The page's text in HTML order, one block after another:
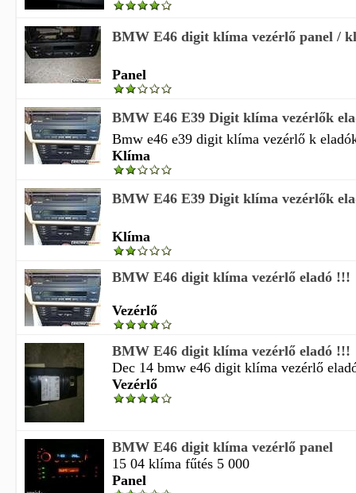
BMW E46 digit klíma vezérlő panel /
Panel
BMW E46 E39 Digit klíma vezérlők
Bmw e46 e39 digit klíma vezérlő k
Klíma
BMW E46 E39 Digit klíma vezérlők
Klíma
BMW E46 digit klíma vezérlő eladó !!!
Vezérlő
BMW E46 digit klíma vezérlő eladó !!!
Dec 14 bmw e46 digit klíma vezérlő
Vezérlő
BMW E46 digit klíma vezérlő panel
15 04 klíma fűtés 5 000
Panel